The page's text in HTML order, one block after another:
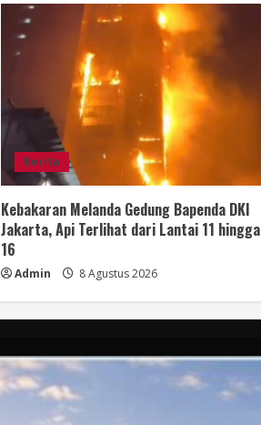
Berita
Kebakaran Melanda Gedung Bapenda DKI
Jakarta, Api Terlihat dari Lantai 11 hingga
16
Admin 8 Agustus 2026